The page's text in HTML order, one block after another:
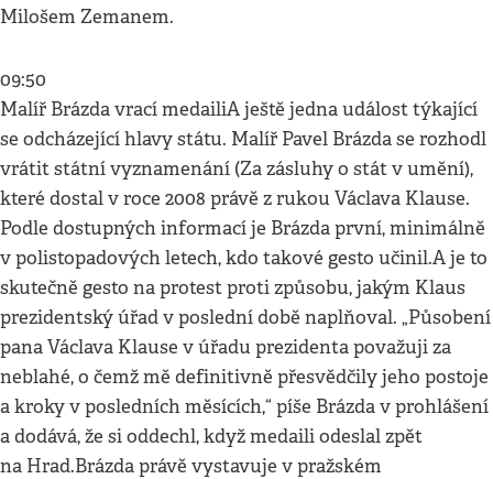
Milošem Zemanem.
09:50
Malíř Brázda vrací medailiA ještě jedna událost týkající
se odcházející hlavy státu. Malíř Pavel Brázda se rozhodl
vrátit státní vyznamenání (Za zásluhy o stát v umění),
které dostal v roce 2008 právě z rukou Václava Klause.
Podle dostupných informací je Brázda první, minimálně
v polistopadových letech, kdo takové gesto učinil.A je to
skutečně gesto na protest proti způsobu, jakým Klaus
prezidentský úřad v poslední době naplňoval. „Působení
pana Václava Klause v úřadu prezidenta považuji za
neblahé, o čemž mě definitivně přesvědčily jeho postoje
a kroky v posledních měsících,“ píše Brázda v prohlášení
a dodává, že si oddechl, když medaili odeslal zpět
na Hrad.Brázda právě vystavuje v pražském